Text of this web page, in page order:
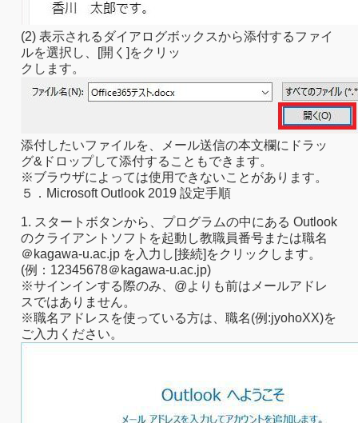
(2) 表示されるダイアログボックスから添付するファイ
ルを選択し、[開く]をクリッ
クします。
添付したいファイルを、メール送信の本文欄にドラッ
グ&ドロップして添付することもできます。
※ブラウザによっては使用できないことがあります。
５．Microsoft Outlook 2019 設定手順
1. スタートボタンから、プログラムの中にある Outlook
のクライアントソフトを起動し教職員番号または職名
＠kagawa-u.ac.jp を入力し[接続]をクリックします。
(例：12345678＠kagawa-u.ac.jp)
※サインインする際のみ、@よりも前はメールアドレ
スではありません。
※職名アドレスを使っている方は、職名(例:jyohoXX)を
ご入力ください。